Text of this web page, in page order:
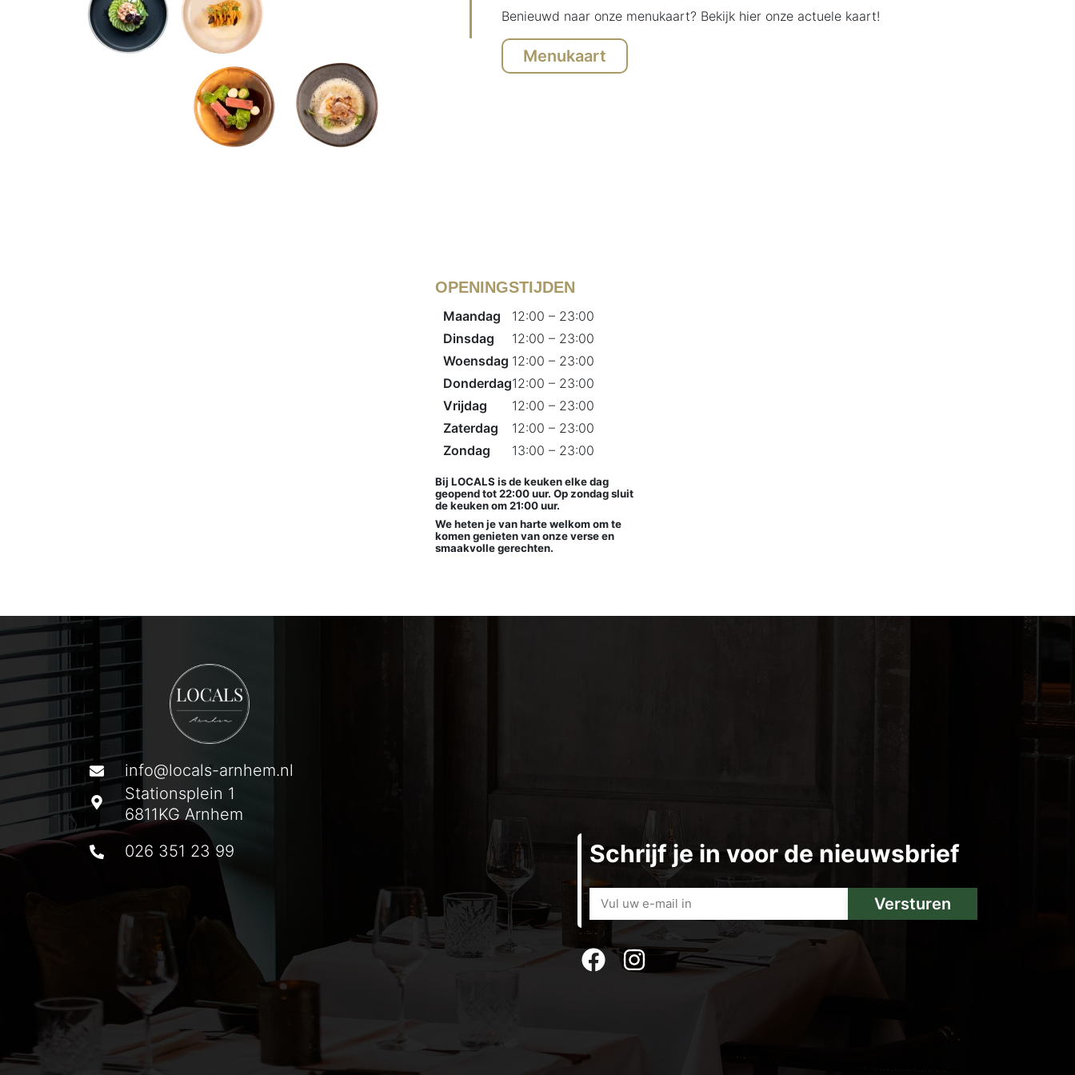
Benieuwd naar onze menukaart? Bekijk hier onze actuele kaart!
Menukaart
OPENINGSTIJDEN
Maandag
Dinsdag
Woensdag
Donderdag
Vrijdag
Zaterdag
Zondag
12:00 – 23:00
12:00 – 23:00
12:00 – 23:00
12:00 – 23:00
12:00 – 23:00
12:00 – 23:00
13:00 – 23:00
Bij LOCALS is de keuken elke dag
geopend tot 22:00 uur. Op zondag sluit
de keuken om 21:00 uur.
We heten je van harte welkom om te
komen genieten van onze verse en
smaakvolle gerechten.
info@locals-arnhem.nl
Stationsplein 1
6811KG Arnhem
026 351 23 99
Schrijf je in voor de nieuwsbrief
Versturen